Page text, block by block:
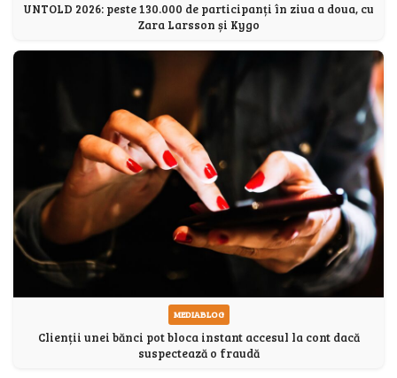
UNTOLD 2026: peste 130.000 de participanți în ziua a doua, cu
Zara Larsson și Kygo
MEDIABLOG
Clienții unei bănci pot bloca instant accesul la cont dacă
suspectează o fraudă